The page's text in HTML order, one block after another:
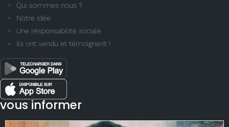
Qui sommes nous ?
Notre idée
Une résponsabilité sociale
Ils ont vendu et témoignent !
vous informer